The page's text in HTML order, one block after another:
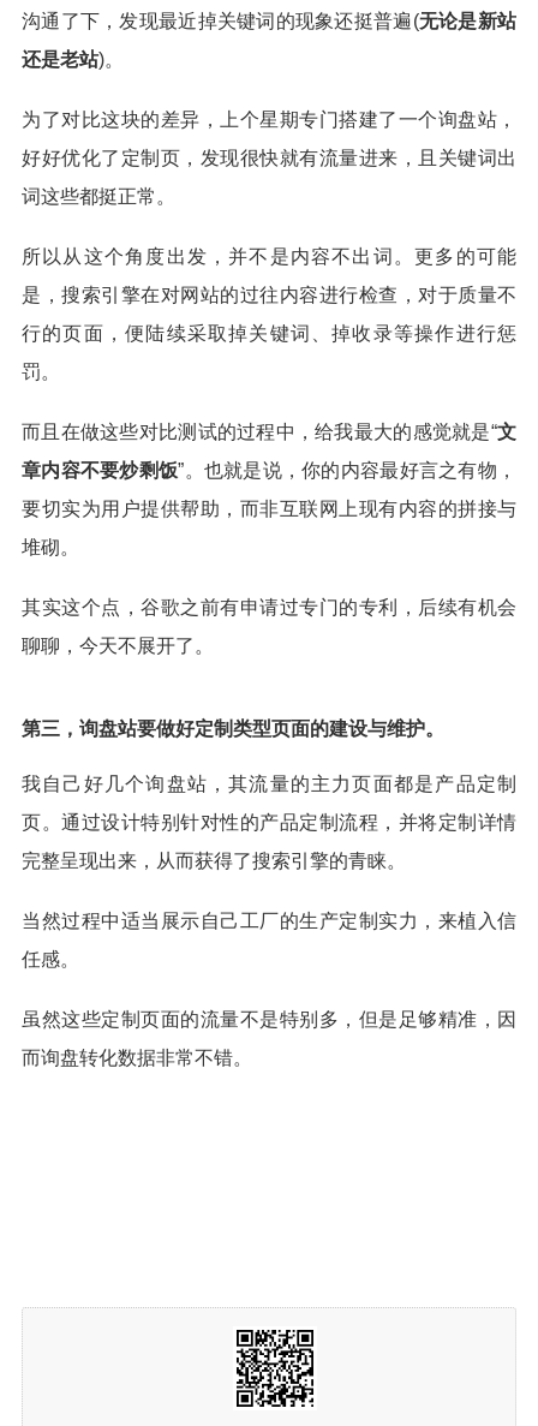
沟通了下，发现最近掉关键词的现象还挺普遍(无论是新站
还是老站)。
为了对比这块的差异，上个星期专门搭建了一个询盘站，
好好优化了定制页，发现很快就有流量进来，且关键词出
词这些都挺正常。
所以从这个角度出发，并不是内容不出词。更多的可能
是，搜索引擎在对网站的过往内容进行检查，对于质量不
行的页面，便陆续采取掉关键词、掉收录等操作进行惩
罚。
而且在做这些对比测试的过程中，给我最大的感觉就是“文
章内容不要炒剩饭”。也就是说，你的内容最好言之有物，
要切实为用户提供帮助，而非互联网上现有内容的拼接与
堆砌。
其实这个点，谷歌之前有申请过专门的专利，后续有机会
聊聊，今天不展开了。
第三，询盘站要做好定制类型页面的建设与维护。
我自己好几个询盘站，其流量的主力页面都是产品定制
页。通过设计特别针对性的产品定制流程，并将定制详情
完整呈现出来，从而获得了搜索引擎的青睐。
当然过程中适当展示自己工厂的生产定制实力，来植入信
任感。
虽然这些定制页面的流量不是特别多，但是足够精准，因
而询盘转化数据非常不错。